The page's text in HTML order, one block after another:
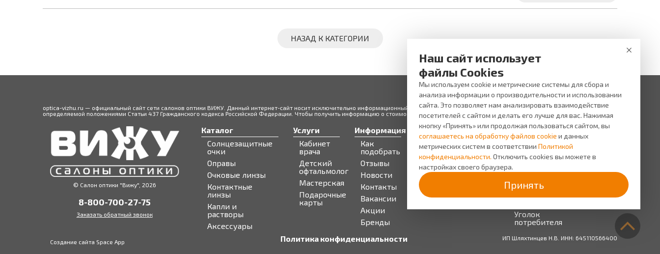
НАЗАД К КАТЕГОРИИ
optica-vizhu.ru — официальный сайт сети салонов оптики ВИЖУ. Данный интернет-сайт носит исключительно информационный характер и ни при каких условиях не является публичной офертой,
определяемой положениями Статьи 437 Гражданского кодекса Российской Федерации. Чтобы получить информацию о стоимости товаров и услуг, пожалуйста, обращайтесь в салоны оптики ВИЖУ.
© Салон оптики "Вижу", 2026
8-800-700-27-75
Заказать обратный звонок
Каталог
Солнцезащитные
очки
Оправы
Очковые линзы
Контактные
линзы
Капли и
растворы
Аксессуары
Услуги
Кабинет
врача
Детский
офтальмолог
Мастерская
Подарочные
карты
Информация
Как
подобрать
Отзывы
Новости
Контакты
Вакансии
Акции
Бренды
Сервисы
Запись на прием
Бонусная
программа
О компании
О
компании
Новости
Прайс-
Уголок
потребителя
Создание сайта Space App Политика конфиденциальности ИП Шляхтинцев Н.В. ИНН: 645110566400
Наш сайт использует
файлы Cookies
Мы используем cookie и метрические системы для сбора и
анализа информации о производительности и использовании
сайта. Это позволяет нам анализировать взаимодействие
посетителей с сайтом и делать его лучше для вас. Нажимая
кнопку «Принять» или продолжая пользоваться сайтом, вы
соглашаетесь на обработку файлов cookie и данных
метрических систем в соответствии Политикой
конфиденциальности. Отключить cookies вы можете в
настройках своего браузера.
Принять